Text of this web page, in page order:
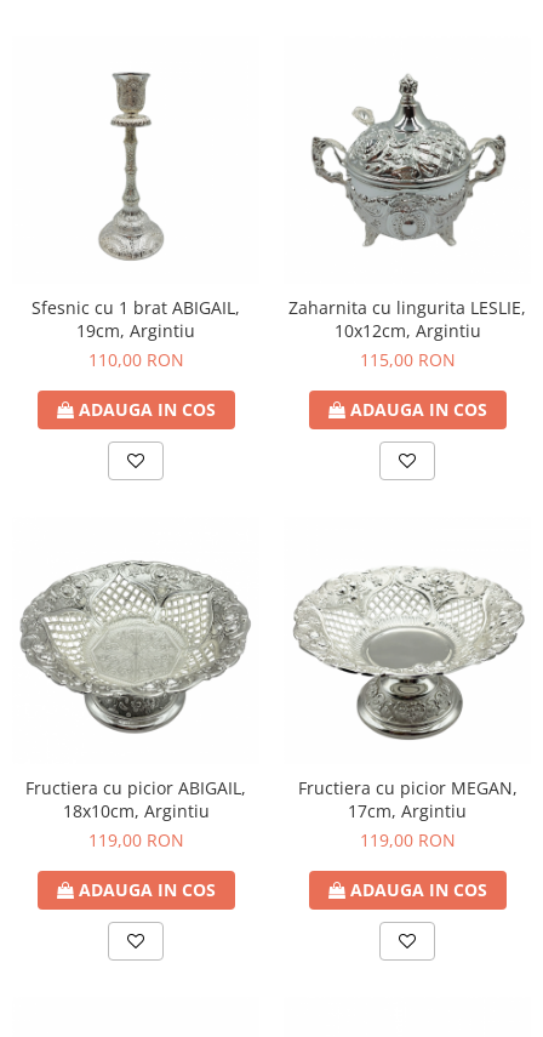
Sfesnic cu 1 brat ABIGAIL,
19cm, Argintiu
110,00 RON
ADAUGA IN COS
Zaharnita cu lingurita LESLIE,
10x12cm, Argintiu
115,00 RON
ADAUGA IN COS
Fructiera cu picior ABIGAIL,
18x10cm, Argintiu
119,00 RON
ADAUGA IN COS
Fructiera cu picior MEGAN,
17cm, Argintiu
119,00 RON
ADAUGA IN COS